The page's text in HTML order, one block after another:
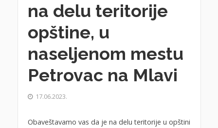
na delu teritorije
opštine, u
naseljenom mestu
Petrovac na Mlavi
17.06.2023.
Obaveštavamo vas da je na delu teritorije u opštini